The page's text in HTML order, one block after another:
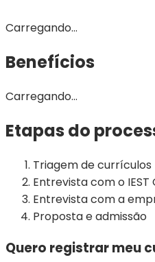
Carregando...
Benefícios
Carregando...
Etapas do
Triagem de currículos
Entrevista com o IEST
Entrevista com a
Proposta e admissão
Quero registrar meu